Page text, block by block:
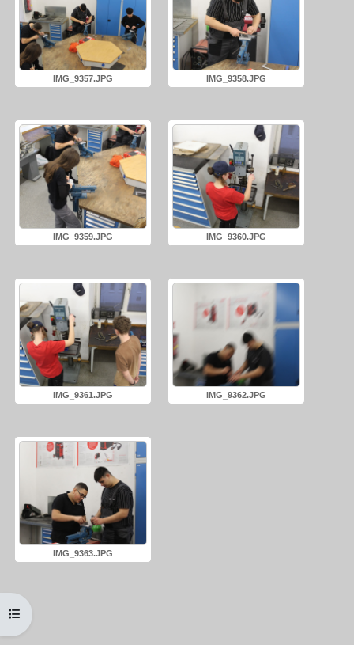
Kursindex öffnen
IMG_9357.JPG IMG_9358.JPG
IMG_9359.JPG IMG_9360.JPG
IMG_9361.JPG IMG_9362.JPG
IMG_9363.JPG